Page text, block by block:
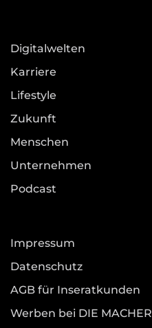
Digitalwelten
Karriere
Lifestyle
Zukunft
Menschen
Unternehmen
Podcast
Impressum
Datenschutz
AGB für Inseratkunden
Werben bei DIE MACHER